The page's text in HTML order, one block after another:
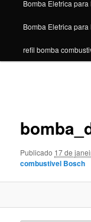
Bomba Eletrica para
Bomba Eletrica para
refil bomba
Publicado 17 de
combustivel Bosch